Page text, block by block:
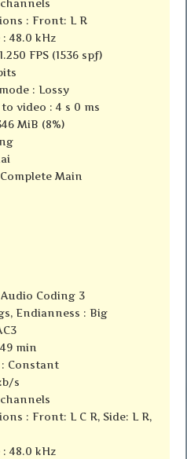
: Front: L R
48.0 kHz
FPS (1536 spf)
: Lossy
video : 4 s 0 ms
MiB (8%)
Main
Coding 3
Endianness : Big
min
Constant
s
: Front: L C R, Side: L R,
48.0 kHz